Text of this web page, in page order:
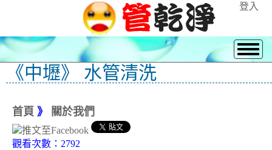
登入
《中壢》 水管清洗
首頁 》 關於我們
觀看次數：2792